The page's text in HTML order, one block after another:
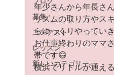
募集
コンテスト
レッスン
新しいカテゴリー
年少さんから年長さ
リズムの取り方やス
らゆっくりやってい
お仕事終わりのママ
帯です😄
横浜でリトルが通え